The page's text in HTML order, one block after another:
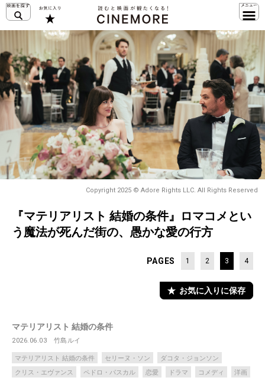
Copyright 2025 © Adore Rights LLC. All Rights Reserved
『マテリアリスト 結婚の条件』ロマコメとい
う魔法が死んだ街の、愚かな愛の行方
PAGES 1 2 3 4
お気に入りに保存
マテリアリスト 結婚の条件
2026.06.03 竹島ルイ
マテリアリスト 結婚の条件 セリーヌ・ソン
ダコタ・ジョンソン
クリス・エヴァンス
ペドロ・パスカル 恋愛 ドラマ コメディ 洋画